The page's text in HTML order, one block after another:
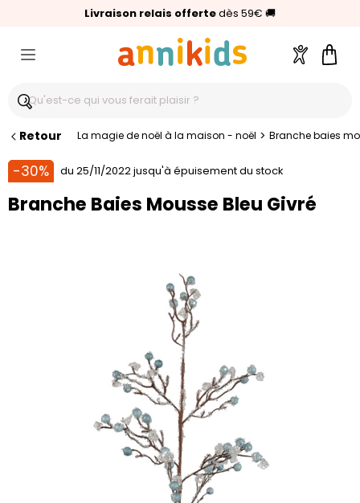
Livraison relais offertedès 59€ 🚚
🥇Palmarès Capital 2025 :Annikids N°1
⭐⭐⭐⭐⭐4,6/5(24 000 avis clients)
Compte
Retour La magie de noël à la maison - noël > Branche baies
-30% du 25/11/2022 jusqu'à épuisement du stock
Branche Baies Mousse Bleu Givré